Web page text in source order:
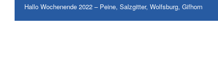
Hallo Wochenende 2022 – Peine, Salzgitter, Wolfsburg, Gifhorn